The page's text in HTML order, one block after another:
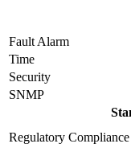
Fault Alarm
Time
Security
SNMP
Regulatory Compliance